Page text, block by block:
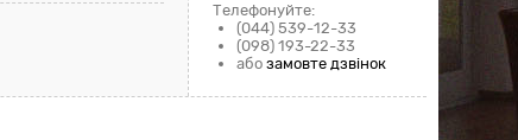
Телефонуйте:
(044) 539-12-33
(098) 193-22-33
абозамовте дзвінок